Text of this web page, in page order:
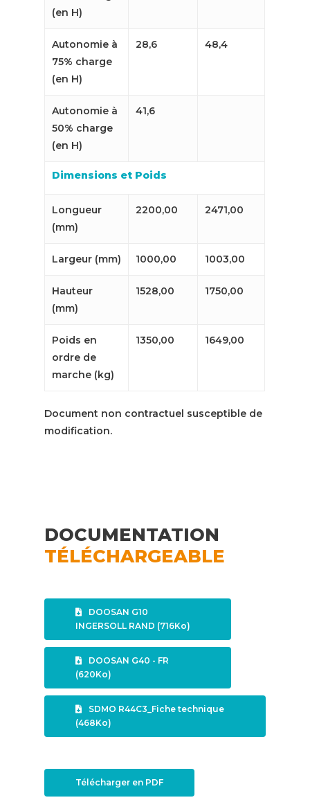
(en H)
Autonomie à
75% charge
(en H)
28,6 48,4
Autonomie à
50% charge
(en H)
41,6
Dimensions et Poids
Longueur
(mm)
2200,00 2471,00
Largeur (mm) 1000,00 1003,00
Hauteur
(mm)
1528,00 1750,00
Poids en
ordre de
marche (kg)
1350,00 1649,00
Document non contractuel susceptible de
modification.
DOCUMENTATION
TÉLÉCHARGEABLE
DOOSAN G10
INGERSOLL RAND (716Ko)
DOOSAN G40 - FR
(620Ko)
SDMO R44C3_Fiche technique
(468Ko)
Télécharger en PDF